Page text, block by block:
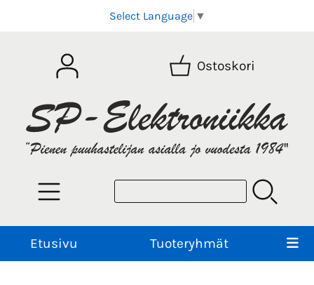
Select Language ▼
Ostoskori
Etusivu Tuoteryhmät